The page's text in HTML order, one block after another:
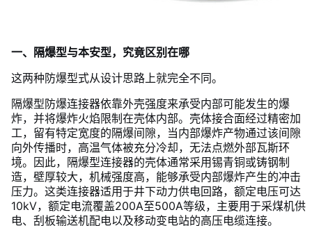
一、隔爆型与本安型，究竟区别在哪
这两种防爆型式从设计思路上就完全不同。
隔爆型防爆连接器依靠外壳强度来承受内部可能发生的爆
炸，并将爆炸火焰限制在壳体内部。壳体接合面经过精密加
工，留有特定宽度的隔爆间隙，当内部爆炸产物通过该间隙
向外传播时，高温气体被充分冷却，无法点燃外部瓦斯环
境。因此，隔爆型连接器的壳体通常采用锡青铜或铸钢制
造，壁厚较大，机械强度高，能够承受内部爆炸产生的冲击
压力。这类连接器适用于井下动力供电回路，额定电压可达
10kV，额定电流覆盖200A至500A等级，主要用于采煤机供
电、刮板输送机配电以及移动变电站的高压电缆连接。